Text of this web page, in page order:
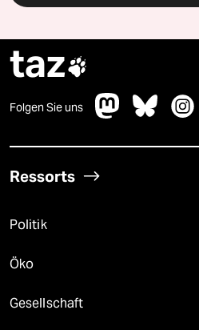
taz
Folgen Sie uns
Ressorts
Politik
Öko
Gesellschaft